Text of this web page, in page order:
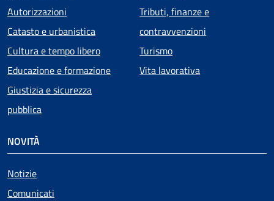
Autorizzazioni
Catasto e urbanistica
Cultura e tempo libero
Educazione e formazione
Giustizia e sicurezza
pubblica
Tributi, finanze e
contravvenzioni
Turismo
Vita lavorativa
NOVITÀ
Notizie
Comunicati